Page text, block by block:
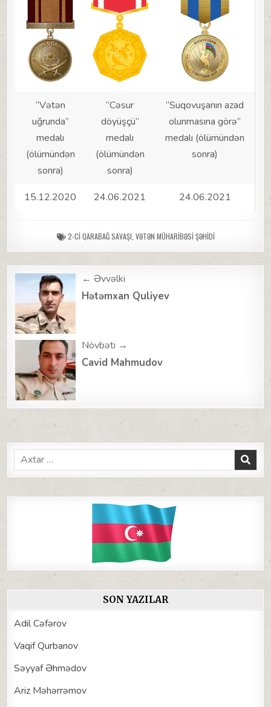
“Vətən
uğrunda”
medalı
(ölümündən
sonra)
“Cəsur
döyüşçü”
medalı
(ölümündən
sonra)
“Suqovuşanın azad
olunmasına görə”
medalı (ölümündən
sonra)
15.12.2020 24.06.2021 24.06.2021
2-CI QARABAĞ SAVAŞI VƏTƏN MÜHARIBƏSI ŞƏHIDI
Post
navigation
← Əvvəlki
Hətəmxan Quliyev
Növbəti →
Cavid Mahmudov
Search
for:
SON YAZILAR
Adil Cəfərov
Vaqif Qurbanov
Səyyaf Əhmədov
Ariz Məhərrəmov